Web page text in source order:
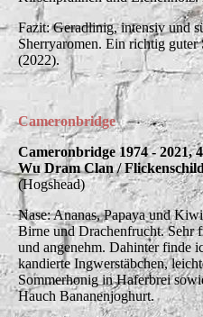
Fazit: Geradlinig, intensiv und
Sherryaromen. Ein richtig
(2022).
Cameronbridge
Cameronbridge 1974 - 2021,
Wu Dram Clan /
(Hogshead)
Nase: Ananas, Papaya und
Birne und Drachenfrucht. Sehr
und angenehm. Dahinter finde
kandierte Ingwerstäbchen,
Sommerhonig in Haferbrei
Hauch Bananenjoghurt.